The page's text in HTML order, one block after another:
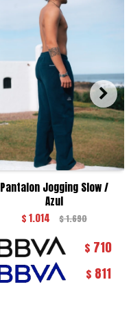
Pantalon Jogging Slow /
Azul
$1.014 $1.690
$ 710
$ 811